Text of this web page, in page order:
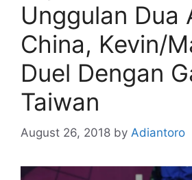
Unggulan Dua
China, Kevin/
Duel Dengan
Taiwan
August 26, 2018 by Adiantoro